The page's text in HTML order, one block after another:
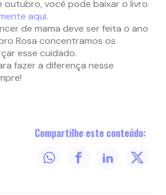
outubro, você pode baixar o livro
aqui.
de mama deve ser feita o ano
Rosa concentramos os
esse cuidado.
fazer a diferença nesse
Compartilhe este conteúdo: